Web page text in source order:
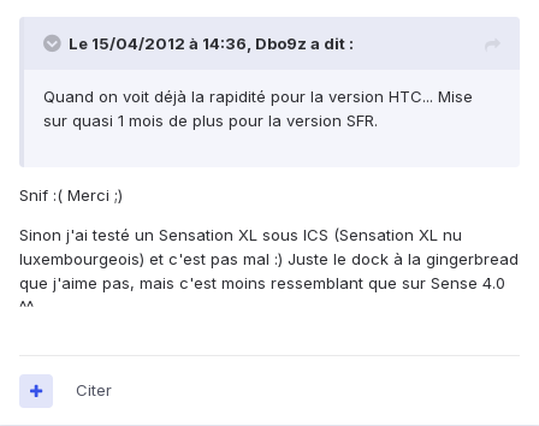
Le 15/04/2012 à 14:36, Dbo9z a dit :
Quand on voit déjà la rapidité pour la version HTC... Mise
sur quasi 1 mois de plus pour la version SFR.
Snif :( Merci ;)
Sinon j'ai testé un Sensation XL sous ICS (Sensation XL nu
luxembourgeois) et c'est pas mal :) Juste le dock à la gingerbread
que j'aime pas, mais c'est moins ressemblant que sur Sense 4.0
^^
Citer